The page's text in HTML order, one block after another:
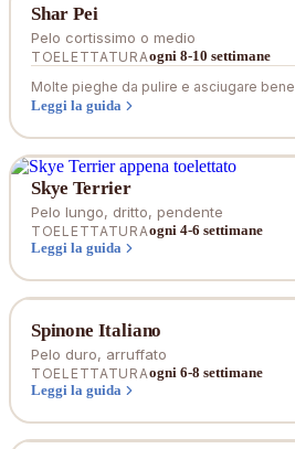
Shar Pei
Pelo cortissimo o medio
TOELETTATURAogni 8-10 settimane
Molte pieghe da pulire e asciugare bene
Leggi la guida
Skye Terrier
Pelo lungo, dritto, pendente
TOELETTATURAogni 4-6 settimane
Leggi la guida
Spinone Italiano
Pelo duro, arruffato
TOELETTATURAogni 6-8 settimane
Leggi la guida